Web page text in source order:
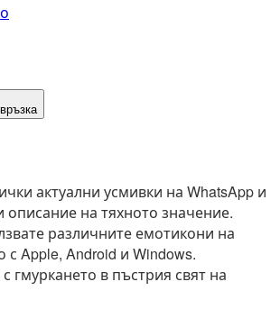
актуални усмивки на WhatsApp и
описание на тяхното значение.
различните емотикони на
с Apple, Android и Windows.
гмуркането в пъстрия свят на